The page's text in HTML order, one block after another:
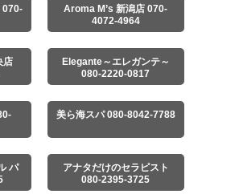
070-
Aroma M’s 新潟店 070-
4072-4964
店
Elegante～エレガンテ～
080-2220-0817
美ら海スパ 080-8042-7788
パ
アナタだけのセラピスト
080-2395-3725